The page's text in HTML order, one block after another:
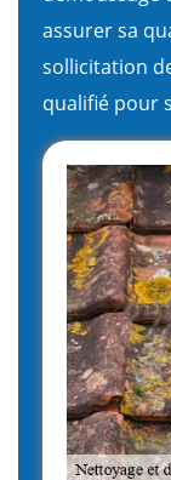
assurer sa
sollicitation
qualifié pour